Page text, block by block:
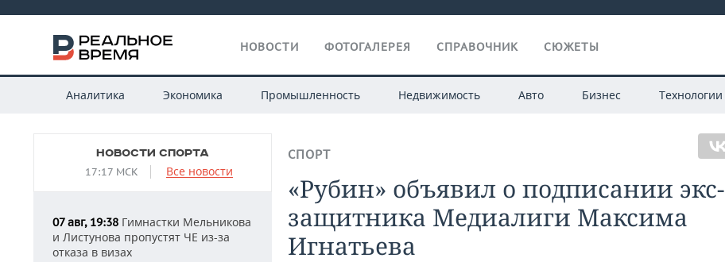
НОВОСТИ ФОТОГАЛЕРЕЯ СПРАВОЧНИК СЮЖЕТЫ
Аналитика Экономика Промышленность Недвижимость Авто Бизнес Технологии
НОВОСТИ СПОРТА
17:17 МСК Все новости
07 авг, 19:38 Гимнастки Мельникова
и Листунова пропустят ЧЕ из-за
отказа в визах
СПОРТ
«Рубин» объявил о подписании экс-
защитника Медиалиги Максима
Игнатьева